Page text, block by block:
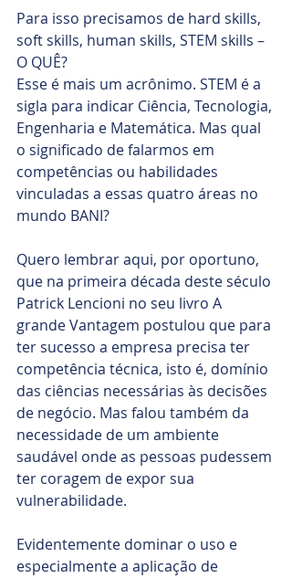
Para isso precisamos de hard skills,
soft skills, human skills, STEM skills –
O QUÊ?
Esse é mais um acrônimo. STEM é a
sigla para indicar Ciência, Tecnologia,
Engenharia e Matemática. Mas qual
o significado de falarmos em
competências ou habilidades
vinculadas a essas quatro áreas no
mundo BANI?
Quero lembrar aqui, por oportuno,
que na primeira década deste século
Patrick Lencioni no seu livro A
grande Vantagem postulou que para
ter sucesso a empresa precisa ter
competência técnica, isto é, domínio
das ciências necessárias às decisões
de negócio. Mas falou também da
necessidade de um ambiente
saudável onde as pessoas pudessem
ter coragem de expor sua
vulnerabilidade.
Evidentemente dominar o uso e
especialmente a aplicação de